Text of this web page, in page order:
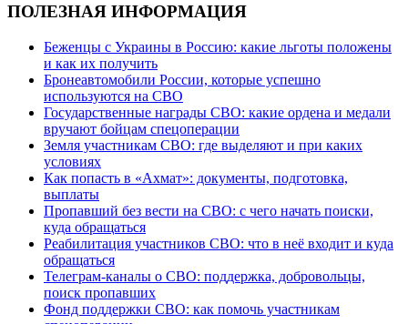
ПОЛЕЗНАЯ ИНФОРМАЦИЯ
Беженцы с Украины в Россию: какие льготы положены
и как их получить
Бронеавтомобили России, которые успешно
используются на СВО
Государственные награды СВО: какие ордена и медали
вручают бойцам спецоперации
Земля участникам СВО: где выделяют и при каких
условиях
Как попасть в «Ахмат»: документы, подготовка,
выплаты
Пропавший без вести на СВО: с чего начать поиски,
куда обращаться
Реабилитация участников СВО: что в неё входит и куда
обращаться
Телеграм-каналы о СВО: поддержка, добровольцы,
поиск пропавших
Фонд поддержки СВО: как помочь участникам